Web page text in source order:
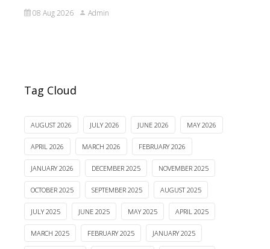
08 Aug 2026 Admin
Tag Cloud
AUGUST 2026 JULY 2026 JUNE 2026 MAY 2026
APRIL 2026 MARCH 2026 FEBRUARY 2026
JANUARY 2026 DECEMBER 2025 NOVEMBER 2025
OCTOBER 2025 SEPTEMBER 2025 AUGUST 2025
JULY 2025 JUNE 2025 MAY 2025 APRIL 2025
MARCH 2025 FEBRUARY 2025 JANUARY 2025